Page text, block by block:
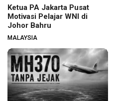
Ketua PA Jakarta Pusat
Motivasi Pelajar WNI di
Johor Bahru
MALAYSIA